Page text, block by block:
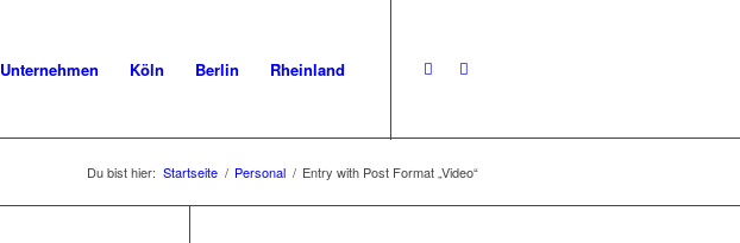
Unternehmen Köln Berlin Rheinland
Du bist hier: Startseite / Personal / Entry with Post Format „Video“